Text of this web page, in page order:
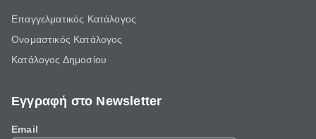
Επαγγελματικός Κατάλογος
Ονομαστικός Κατάλογος
Κατάλογος Δημοσίου
Εγγραφή στο Newsletter
Email